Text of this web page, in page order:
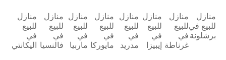
منازل
للبيع في
برشلونة
منازل
للبيع
في
غرناطة
منازل
للبيع
في
إيبيزا
منازل
للبيع
في
مدريد
منازل
للبيع
في
مايوركا
منازل
للبيع
في
ماربيا
منازل
للبيع
في
فالنسيا
منازل
للبيع
في
اليكانتي